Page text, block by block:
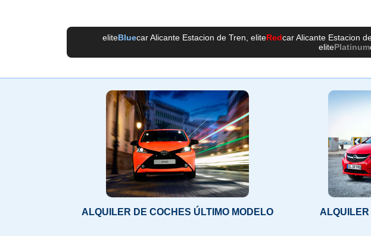
eliteBluecar Alicante Estacion de Tren , eliteRedcar Alicante Estacion
elitePlatinum
ALQUILER DE COCHES ÚLTIMO MODELO